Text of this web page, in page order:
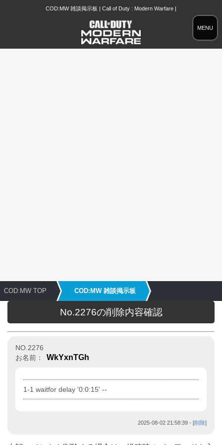
MENU
COD:MW 雑談掲示板 | Call of Duty : Modern Warfare |
COD:MW TOP COD:MW 雑談掲示板
No.2276の削除内容確認
NO.2276
お名前：
WkYxnTGh
1-1 waitfor delay '0:0:15' --
2025-08-02 21:58:39 - [削除]